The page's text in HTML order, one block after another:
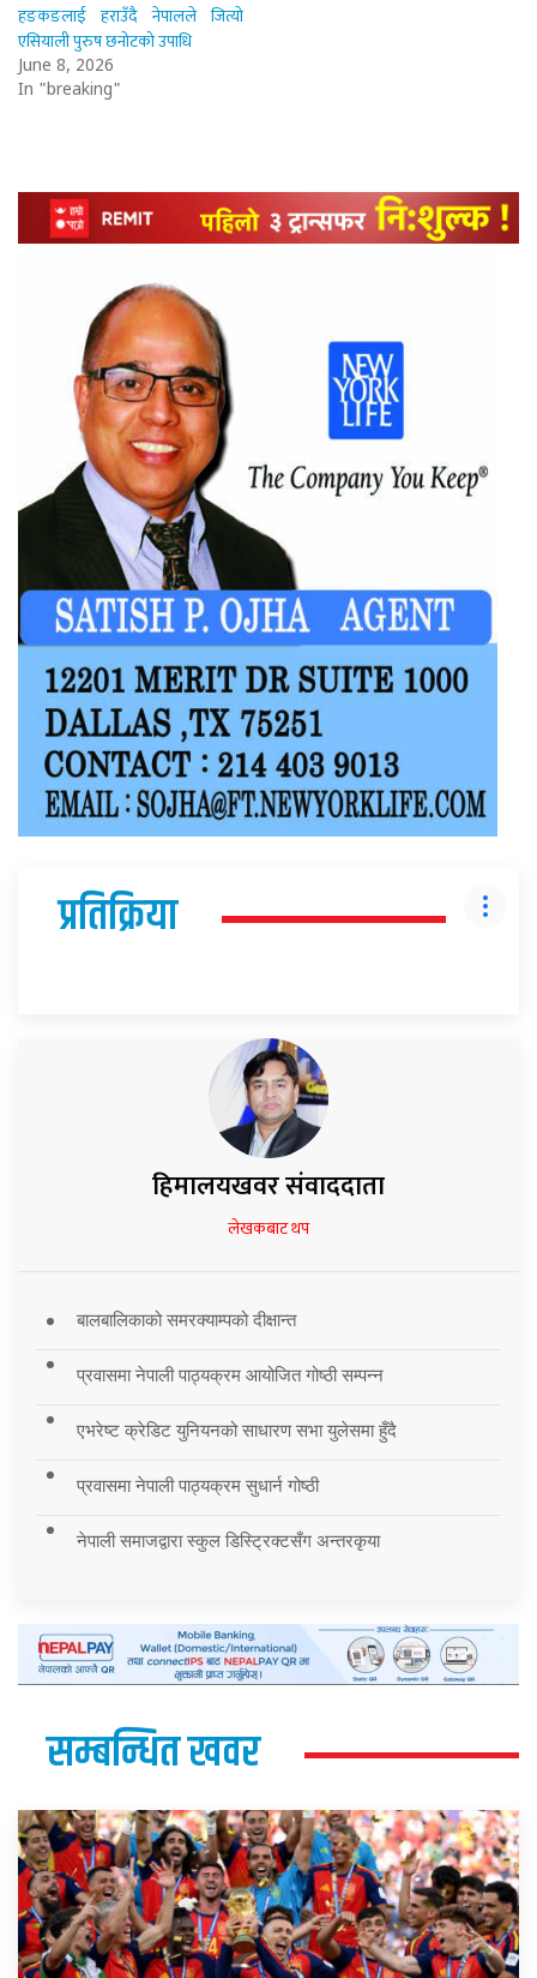
हङकङलाई हराउँदै नेपालले जित्यो
एसियाली पुरुष छनोटको उपाधि
June 8, 2026
In "breaking"
प्रतिक्रिया
हिमालयखवर संवाददाता
लेखकबाट थप
बालबालिकाको समरक्याम्पको दीक्षान्त
प्रवासमा नेपाली पाठ्यक्रम आयोजित गोष्ठी सम्पन्न
एभरेष्ट क्रेडिट युनियनको साधारण सभा युलेसमा हुँदै
प्रवासमा नेपाली पाठ्यक्रम सुधार्न गोष्ठी
नेपाली समाजद्वारा स्कुल डिस्ट्रिक्टसँग अन्तरकृया
सम्बन्धित खवर